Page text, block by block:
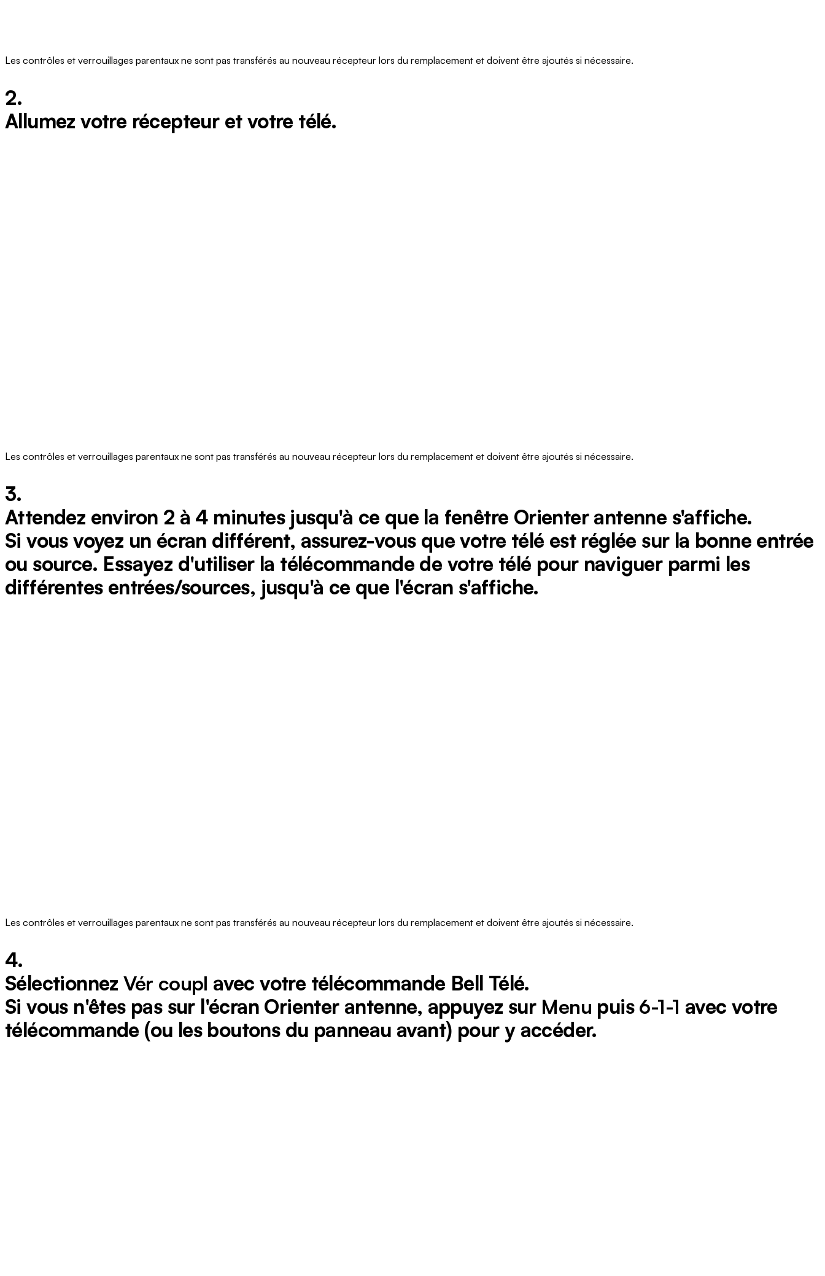
Les contrôles et verrouillages parentaux ne sont pas transférés au nouveau récepteur lors du remplacement et doivent être ajoutés si nécessaire.
2.
Allumez votre récepteur et votre télé.
Les contrôles et verrouillages parentaux ne sont pas transférés au nouveau récepteur lors du remplacement et doivent être ajoutés si nécessaire.
3.
Attendez environ 2 à 4 minutes jusqu'à ce que la fenêtre Orienter antenne s'affiche.
Si vous voyez un écran différent, assurez-vous que votre télé est réglée sur la bonne entrée
ou source. Essayez d'utiliser la télécommande de votre télé pour naviguer parmi les
différentes entrées/sources, jusqu'à ce que l'écran s'affiche.
Les contrôles et verrouillages parentaux ne sont pas transférés au nouveau récepteur lors du remplacement et doivent être ajoutés si nécessaire.
4.
SélectionnezVér coupl avec votre télécommande Bell Télé.
Si vous n'êtes pas sur l'écran Orienter antenne, appuyez sur Menu puis 6-1-1 avec votre
télécommande (ou les boutons du panneau avant) pour y accéder.